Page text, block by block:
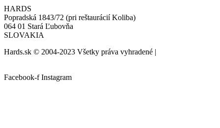
HARDS
Popradská 1843/72 (pri reštaurácií Koliba)
064 01 Stará Ľubovňa
SLOVAKIA
Hards.sk © 2004-2023 Všetky práva vyhradené |
Facebook-f Instagram